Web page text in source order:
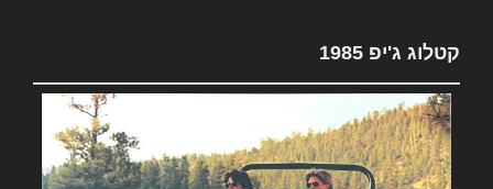
קטלוג ג'יפ 1985